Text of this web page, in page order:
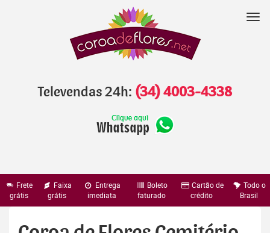
Televendas 24h: (34) 4003-4338
Frete
grátis
Faixa
grátis
Entrega
imediata
Boleto
faturado
Cartão de
crédito
Todo o
Brasil